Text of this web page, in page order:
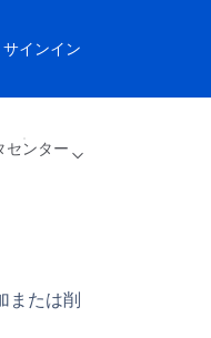
サインイン
センター
または削